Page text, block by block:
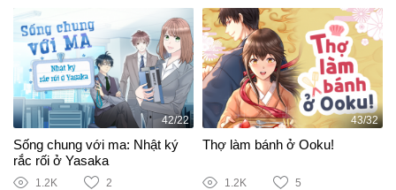
42/22
Sống chung với ma: Nhật ký
rắc rối ở Yasaka
1.2K 2
43/32
Thợ làm bánh ở Ooku!
1.2K 5